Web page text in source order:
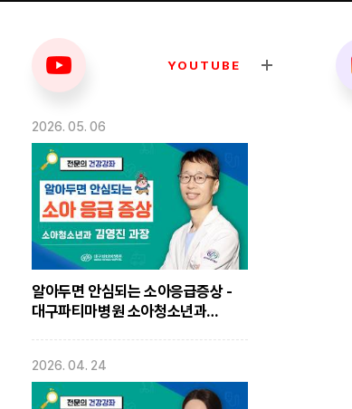
YOUTUBE
2026. 05. 06
알아두면 안심되는 소아응급증상 -
대구파티마병원 소아청소년과
2026. 04. 24